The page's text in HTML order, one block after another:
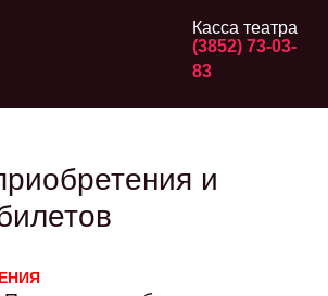
Касса театра
(3852) 73-03-
83
и